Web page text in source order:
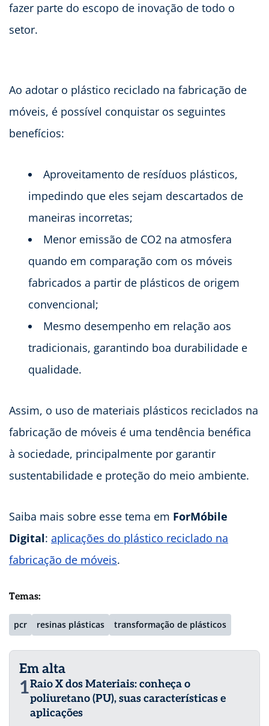
fazer parte do escopo de inovação de todo o
setor.
Ao adotar o plástico reciclado na fabricação de
móveis, é possível conquistar os seguintes
benefícios:
Aproveitamento de resíduos plásticos,
impedindo que eles sejam descartados de
maneiras incorretas;
Menor emissão de CO2 na atmosfera
quando em comparação com os móveis
fabricados a partir de plásticos de origem
convencional;
Mesmo desempenho em relação aos
tradicionais, garantindo boa durabilidade e
qualidade.
Assim, o uso de materiais plásticos reciclados na
fabricação de móveis é uma tendência benéfica
à sociedade, principalmente por garantir
sustentabilidade e proteção do meio ambiente.
Saiba mais sobre esse tema em ForMóbile
Digital: aplicações do plástico reciclado na
fabricação de móveis.
Temas:
pcr resinas plásticas transformação de plásticos
Em alta
1Raio X dos Materiais: conheça o
poliuretano (PU), suas características e
aplicações